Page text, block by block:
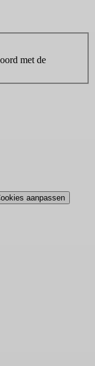
met de
aanpassen